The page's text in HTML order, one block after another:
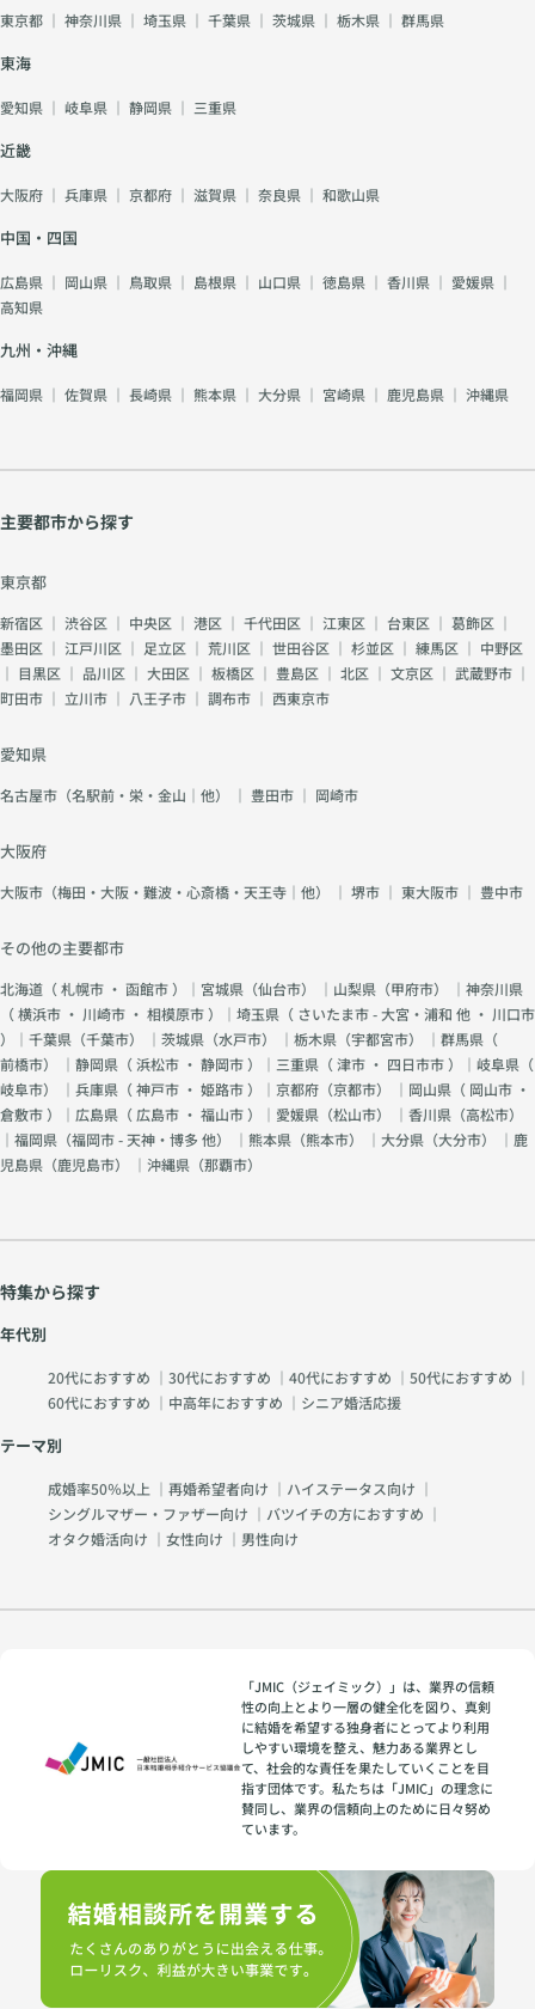
東京都 ｜ 神奈川県 ｜ 埼玉県 ｜ 千葉県 ｜ 茨城県 ｜ 栃木県 ｜ 群馬県
東海
愛知県 ｜ 岐阜県 ｜ 静岡県 ｜ 三重県
近畿
大阪府 ｜ 兵庫県 ｜ 京都府 ｜ 滋賀県 ｜ 奈良県 ｜ 和歌山県
中国・四国
広島県 ｜ 岡山県 ｜ 鳥取県 ｜ 島根県 ｜ 山口県 ｜ 徳島県 ｜ 香川県 ｜ 愛媛県 ｜
高知県
九州・沖縄
福岡県 ｜ 佐賀県 ｜ 長崎県 ｜ 熊本県 ｜ 大分県 ｜ 宮崎県 ｜ 鹿児島県 ｜ 沖縄県
主要都市から探す
東京都
新宿区 ｜ 渋谷区 ｜ 中央区 ｜ 港区 ｜ 千代田区 ｜ 江東区 ｜ 台東区 ｜ 葛飾区 ｜
墨田区 ｜ 江戸川区 ｜ 足立区 ｜ 荒川区 ｜ 世田谷区 ｜ 杉並区 ｜ 練馬区 ｜ 中野区
｜ 目黒区 ｜ 品川区 ｜ 大田区 ｜ 板橋区 ｜ 豊島区 ｜ 北区 ｜ 文京区 ｜ 武蔵野市 ｜
町田市 ｜ 立川市 ｜ 八王子市 ｜ 調布市 ｜ 西東京市
愛知県
名古屋市（名駅前・栄・金山｜他） ｜ 豊田市 ｜ 岡崎市
大阪府
大阪市（梅田・大阪・難波・心斎橋・天王寺｜他） ｜ 堺市 ｜ 東大阪市 ｜ 豊中市
その他の主要都市
北海道（札幌市 ・ 函館市）｜宮城県（仙台市） ｜山梨県（甲府市） ｜神奈川県
（横浜市 ・ 川崎市 ・ 相模原市）｜埼玉県（ さいたま市 - 大宮・浦和 他 ・ 川口市
）｜千葉県（千葉市） ｜茨城県（水戸市） ｜栃木県（宇都宮市） ｜群馬県（
前橋市） ｜静岡県（浜松市 ・ 静岡市）｜三重県（津市 ・ 四日市市）｜岐阜県（
岐阜市） ｜兵庫県（神戸市 ・ 姫路市）｜京都府（京都市） ｜岡山県（ 岡山市 ・
倉敷市）｜広島県（ 広島市 ・ 福山市）｜愛媛県（松山市） ｜香川県（高松市）
｜福岡県（福岡市 - 天神・博多 他） ｜熊本県（熊本市） ｜大分県（大分市） ｜鹿
児島県（鹿児島市） ｜沖縄県（那覇市）
特集から探す
年代別
20代におすすめ ｜ 30代におすすめ ｜ 40代におすすめ ｜ 50代におすすめ ｜
60代におすすめ ｜ 中高年におすすめ ｜ シニア婚活応援
テーマ別
成婚率50％以上 ｜ 再婚希望者向け ｜ ハイステータス向け ｜
シングルマザー・ファザー向け ｜ バツイチの方におすすめ ｜
オタク婚活向け ｜ 女性向け ｜ 男性向け
「JMIC（ジェイミック）」は、業界の信頼
性の向上とより一層の健全化を図り、真剣
に結婚を希望する独身者にとってより利用
しやすい環境を整え、魅力ある業界とし
て、社会的な責任を果たしていくことを目
指す団体です。私たちは「JMIC」の理念に
賛同し、業界の信頼向上のために日々努め
ています。